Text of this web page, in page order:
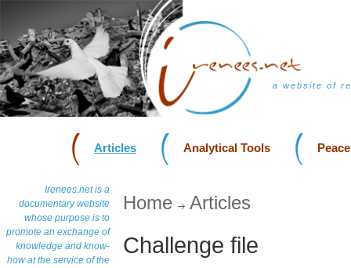
a website of
Articles Analytical Tools
Irenees.net is a
documentary website
whose purpose is to
promote an exchange of
knowledge and know-
how at the service of the
Home Articles
Challenge file